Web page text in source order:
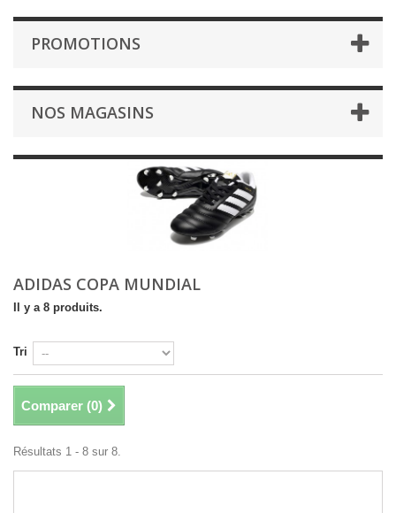
PROMOTIONS
NOS MAGASINS
ADIDAS COPA MUNDIAL
Il y a 8 produits.
Tri
Comparer (0)
Résultats 1 - 8 sur 8.